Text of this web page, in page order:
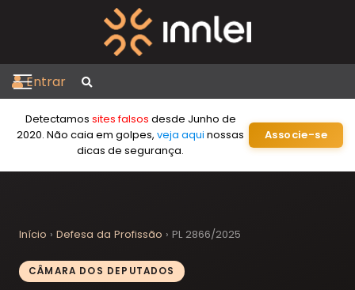
Entrar
Detectamos sites falsos desde Junho de
2020. Não caia em golpes,veja aqui nossas
dicas de segurança.
Associe-se
Início › Defesa da Profissão › PL 2866/2025
CÂMARA DOS DEPUTADOS